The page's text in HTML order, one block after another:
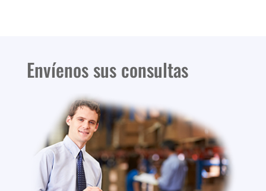
Envíenos sus consultas